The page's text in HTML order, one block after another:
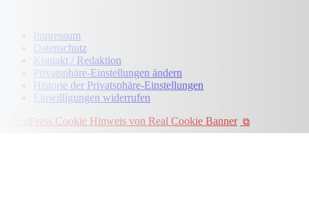
Impressum
Datenschutz
Kontakt / Redaktion
Privatsphäre-Einstellungen ändern
Historie der Privatsphäre-Einstellungen
Einwilligungen widerrufen
WordPress Cookie Hinweis von Real Cookie Banner